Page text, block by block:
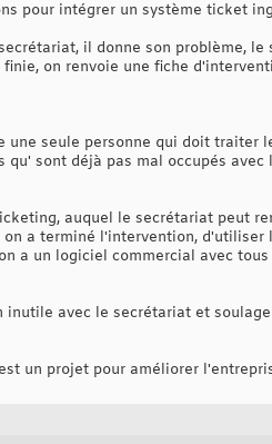
pour intégrer un système ticket
il donne son problème,
on renvoie une fiche
une seule personne qui doit
sont déjà pas mal occupés
auquel le secrétariat peut
on a terminé l'intervention,
a un logiciel commercial avec
avec le secrétariat et
un projet pour améliorer